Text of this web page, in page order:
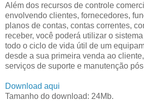
Além dos recursos de controle
envolvendo clientes, fornecedores,
planos de contas, contas correntes,
receber, você poderá utilizar o
todo o ciclo de vida útil de um
desde a sua primeira venda ao
serviços de suporte e manutenção
Download aqui
Tamanho do download: 24Mb.